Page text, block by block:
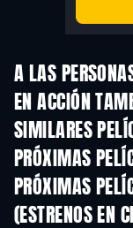
A LAS
EN ACCIÓN
SIMILARES
PRÓXIMAS
PRÓXIMAS
(ESTRENOS EN